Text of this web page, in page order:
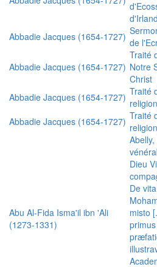
Abbadie Jacques (1654-1727) de
Abbadie Jacques (1654-1727)
Traité
Notre
Christ
Abbadie Jacques (1654-1727) Traité
Abbadie Jacques (1654-1727) Traité
Dieu
Abu Al-Fida Isma'il ibn 'Ali
(1273-1331)
De
misto